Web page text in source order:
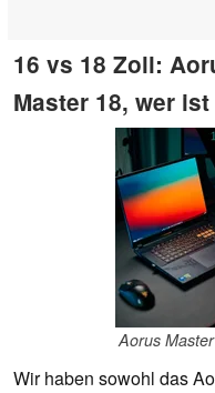
16 vs 18 Zoll:
Master 18, wer
Aorus
Wir haben sowohl das